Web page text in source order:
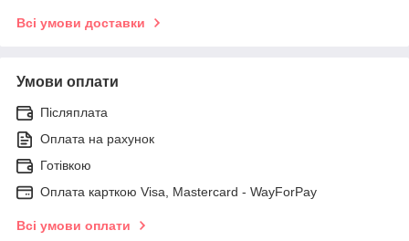
Всі умови доставки
Умови оплати
Післяплата
Оплата на рахунок
Готівкою
Оплата карткою Visa, Mastercard - WayForPay
Всі умови оплати